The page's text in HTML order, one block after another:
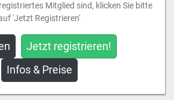
Mitglied sind, klicken Sie bitte
'Jetzt Registrieren'
Jetzt registrieren!
Infos & Preise